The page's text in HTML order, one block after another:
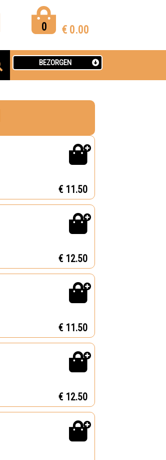
0 € 0.00
BEZORGEN
€ 11.50
€ 12.50
€ 11.50
€ 12.50